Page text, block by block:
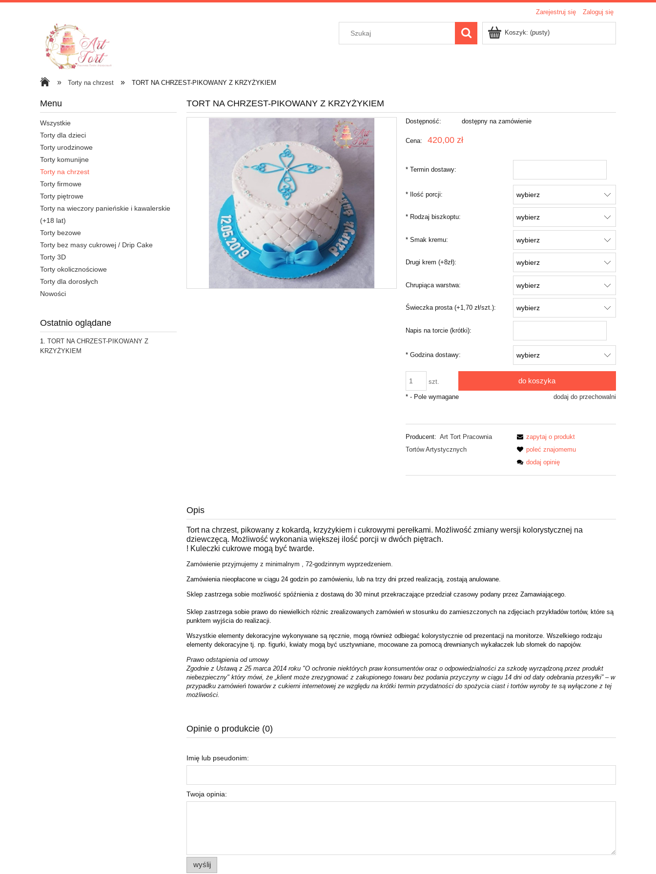
Zarejestruj się Zaloguj się
Koszyk: (pusty)
» Torty na chrzest » TORT NA CHRZEST-PIKOWANY Z KRZYŻYKIEM
Menu
Wszystkie
Torty dla dzieci
Torty urodzinowe
Torty komunijne
Torty na chrzest
Torty firmowe
Torty piętrowe
Torty na wieczory panieńskie i kawalerskie
(+18 lat)
Torty bezowe
Torty bez masy cukrowej / Drip Cake
Torty 3D
Torty okolicznościowe
Torty dla dorosłych
Nowości
Ostatnio oglądane
TORT NA CHRZEST-PIKOWANY Z
KRZYŻYKIEM
TORT NA CHRZEST-PIKOWANY Z KRZYŻYKIEM
Dostępność: dostępny na zamówienie
Cena: 420,00 zł
* Termin dostawy:
* Ilość porcji:
* Rodzaj biszkoptu:
* Smak kremu:
Drugi krem (+8zł):
Chrupiąca warstwa:
Świeczka prosta (+1,70 zł/szt.):
Napis na torcie (krótki):
* Godzina dostawy:
szt. do koszyka
dodaj do przechowalni
* - Pole wymagane
Producent: Art Tort Pracownia
Tortów Artystycznych
zapytaj o produkt
poleć znajomemu
dodaj opinię
Opis
Tort na chrzest, pikowany z kokardą, krzyżykiem i cukrowymi perełkami. Możliwość zmiany wersji kolorystycznej na
dziewczęcą. Możliwość wykonania większej ilość porcji w dwóch piętrach.
! Kuleczki cukrowe mogą być twarde.
Zamówienie przyjmujemy z minimalnym , 72-godzinnym wyprzedzeniem.
Zamówienia nieopłacone w ciągu 24 godzin po zamówieniu, lub na trzy dni przed realizacją, zostają anulowane.
Sklep zastrzega sobie możliwość spóźnienia z dostawą do 30 minut przekraczające przedział czasowy podany przez Zamawiającego.
Sklep zastrzega sobie prawo do niewielkich różnic zrealizowanych zamówień w stosunku do zamieszczonych na zdjęciach przykładów tortów, które są
punktem wyjścia do realizacji.
Wszystkie elementy dekoracyjne wykonywane są ręcznie, mogą również odbiegać kolorystycznie od prezentacji na monitorze. Wszelkiego rodzaju
elementy dekoracyjne tj. np. figurki, kwiaty mogą być usztywniane, mocowane za pomocą drewnianych wykałaczek lub słomek do napojów.
Prawo odstąpienia od umowy
Zgodnie z Ustawą z 25 marca 2014 roku "O ochronie niektórych praw konsumentów oraz o odpowiedzialności za szkodę wyrządzoną przez produkt
niebezpieczny" który mówi, że „klient może zrezygnować z zakupionego towaru bez podania przyczyny w ciągu 14 dni od daty odebrania przesyłki” – w
przypadku zamówień towarów z cukierni internetowej ze względu na krótki termin przydatności do spożycia ciast i tortów wyroby te są wyłączone z tej
możliwości.
Opinie o produkcie (0)
Imię lub pseudonim:
Twoja opinia:
wyślij